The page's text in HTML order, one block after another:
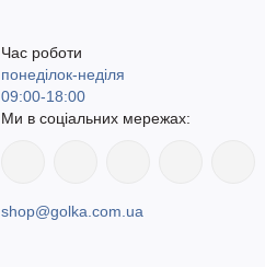
Час роботи
понеділок-неділя
09:00-18:00
Ми в соціальних мережах:
shop@golka.com.ua